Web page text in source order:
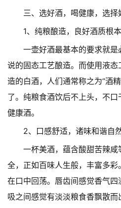
三、选好酒，喝健康，选择
1、纯粮酿造，良好酒质根本
一壶好酒最基本的要求就
说的固态工艺酿造。而使用液
造的白酒，人们通常称之为“酒
了。纯粮食酒饮后不上头，不
健康酒。
2、口感舒适，诸味和谐自
一杯美酒，蕴含酸甜苦辣
全，正如百味人生般，丰富多
在口中回荡。唇齿间感觉香气
吸之间感觉有淡淡粮食香飘散